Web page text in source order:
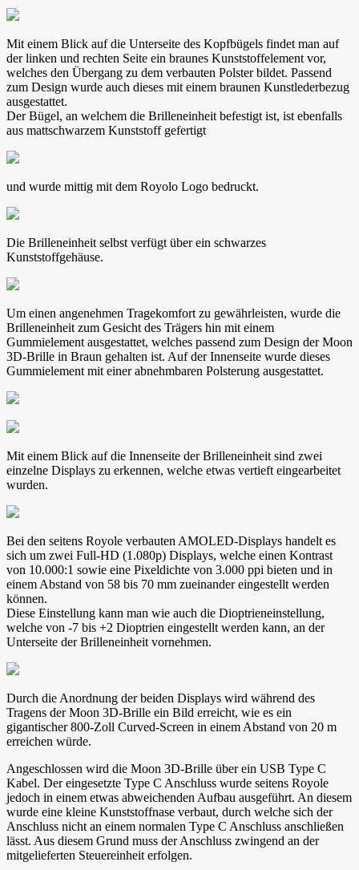
Mit einem Blick auf die Unterseite des Kopfbügels findet man auf
der linken und rechten Seite ein braunes Kunststoffelement vor,
welches den Übergang zu dem verbauten Polster bildet. Passend
zum Design wurde auch dieses mit einem braunen Kunstlederbezug
ausgestattet.
Der Bügel, an welchem die Brilleneinheit befestigt ist, ist ebenfalls
aus mattschwarzem Kunststoff gefertigt
und wurde mittig mit dem Royolo Logo bedruckt.
Die Brilleneinheit selbst verfügt über ein schwarzes
Kunststoffgehäuse.
Um einen angenehmen Tragekomfort zu gewährleisten, wurde die
Brilleneinheit zum Gesicht des Trägers hin mit einem
Gummielement ausgestattet, welches passend zum Design der Moon
3D-Brille in Braun gehalten ist. Auf der Innenseite wurde dieses
Gummielement mit einer abnehmbaren Polsterung ausgestattet.
Mit einem Blick auf die Innenseite der Brilleneinheit sind zwei
einzelne Displays zu erkennen, welche etwas vertieft eingearbeitet
wurden.
Bei den seitens Royole verbauten AMOLED-Displays handelt es
sich um zwei Full-HD (1.080p) Displays, welche einen Kontrast
von 10.000:1 sowie eine Pixeldichte von 3.000 ppi bieten und in
einem Abstand von 58 bis 70 mm zueinander eingestellt werden
können.
Diese Einstellung kann man wie auch die Dioptrieneinstellung,
welche von -7 bis +2 Dioptrien eingestellt werden kann, an der
Unterseite der Brilleneinheit vornehmen.
Durch die Anordnung der beiden Displays wird während des
Tragens der Moon 3D-Brille ein Bild erreicht, wie es ein
gigantischer 800-Zoll Curved-Screen in einem Abstand von 20 m
erreichen würde.
Angeschlossen wird die Moon 3D-Brille über ein USB Type C
Kabel. Der eingesetzte Type C Anschluss wurde seitens Royole
jedoch in einem etwas abweichenden Aufbau ausgeführt. An diesem
wurde eine kleine Kunststoffnase verbaut, durch welche sich der
Anschluss nicht an einem normalen Type C Anschluss anschließen
lässt. Aus diesem Grund muss der Anschluss zwingend an der
mitgelieferten Steuereinheit erfolgen.